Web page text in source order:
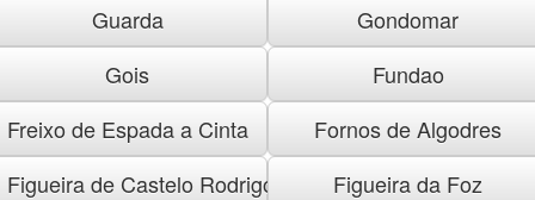
Guarda
Gondomar
Gois
Fundao
Freixo de Espada a Cinta
Fornos de Algodres
Figueira de Castelo Rodrigo
Figueira da Foz